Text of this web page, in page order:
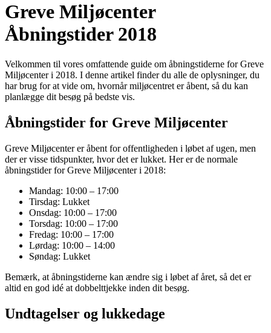
Greve Miljøcenter
Åbningstider 2018
Velkommen til vores omfattende guide om åbningstiderne for Greve
Miljøcenter i 2018. I denne artikel finder du alle de oplysninger, du
har brug for at vide om, hvornår miljøcentret er åbent, så du kan
planlægge dit besøg på bedste vis.
Åbningstider for Greve Miljøcenter
Greve Miljøcenter er åbent for offentligheden i løbet af ugen, men
der er visse tidspunkter, hvor det er lukket. Her er de normale
åbningstider for Greve Miljøcenter i 2018:
Mandag: 10:00 – 17:00
Tirsdag: Lukket
Onsdag: 10:00 – 17:00
Torsdag: 10:00 – 17:00
Fredag: 10:00 – 17:00
Lørdag: 10:00 – 14:00
Søndag: Lukket
Bemærk, at åbningstiderne kan ændre sig i løbet af året, så det er
altid en god idé at dobbelttjekke inden dit besøg.
Undtagelser og lukkedage